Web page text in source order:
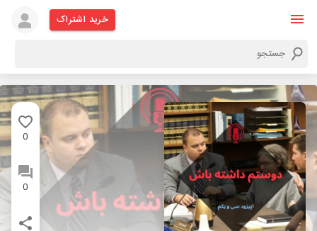
خرید اشتراک
0
0